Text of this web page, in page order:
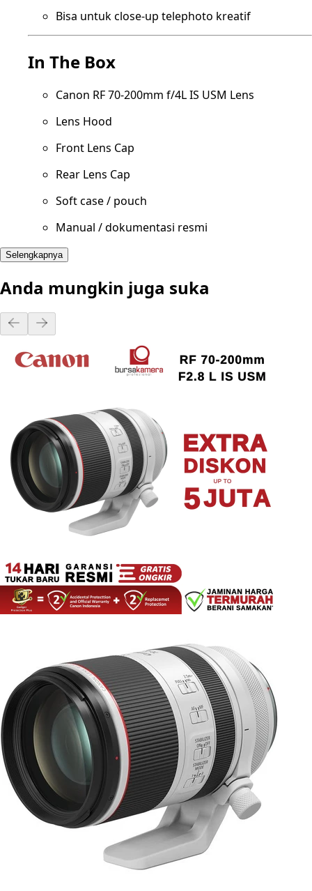
Bisa untuk close-up telephoto kreatif
In The Box
Canon RF 70-200mm f/4L IS USM Lens
Lens Hood
Front Lens Cap
Rear Lens Cap
Soft case / pouch
Manual / dokumentasi resmi
Selengkapnya
Anda mungkin juga suka